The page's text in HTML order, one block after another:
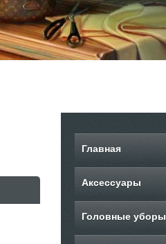
Главная
Аксессуары
Головные уборы